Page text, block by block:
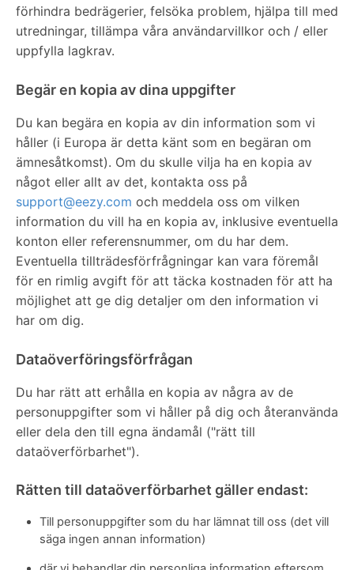
förhindra bedrägerier, felsöka problem, hjälpa till med
utredningar, tillämpa våra användarvillkor och / eller
uppfylla lagkrav.
Begär en kopia av dina uppgifter
Du kan begära en kopia av din information som vi
håller (i Europa är detta känt som en begäran om
ämnesåtkomst). Om du skulle vilja ha en kopia av
något eller allt av det, kontakta oss på
support@eezy.com och meddela oss om vilken
information du vill ha en kopia av, inklusive eventuella
konton eller referensnummer, om du har dem.
Eventuella tillträdesförfrågningar kan vara föremål
för en rimlig avgift för att täcka kostnaden för att ha
möjlighet att ge dig detaljer om den information vi
har om dig.
Dataöverföringsförfrågan
Du har rätt att erhålla en kopia av några av de
personuppgifter som vi håller på dig och återanvända
eller dela den till egna ändamål ("rätt till
dataöverförbarhet").
Rätten till dataöverförbarhet gäller endast:
Till personuppgifter som du har lämnat till oss (det vill
säga ingen annan information)